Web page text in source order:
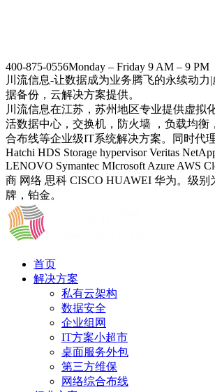
400-875-0556Monday – Friday 9 AM – 9 PM
川流信息-让数据成为业务腾飞的永续动力
据备份，云解决方案提供。
川流信息在江苏，苏州地区专业提供虚拟
活数据中心，交换机，防火墙 ，负载均衡
合布线等企业级IT系统解决方案。同时代
Hatchi HDS Storage hypervisor Veritas
LENOVO Symantec MIcrosoft Azure AWS
商 网络 思科 CISCO HUAWEI 华为。级别
牌，铂金。
首页
解决方案
私有云架构
数据安全
企业组网
IT方案小超市
桌面服务外包
第三方维保
网络综合布线